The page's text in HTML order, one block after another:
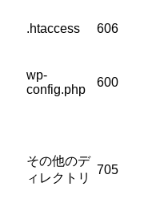
.htaccess 606
wp-
config.php
600
その他のデ
ィレクトリ
705